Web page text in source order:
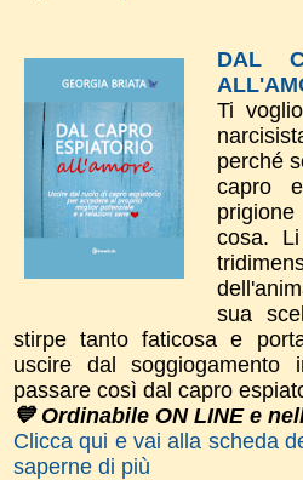
DAL
Ti
perché
capro
cosa.
sua
stirpe tanto faticosa e
uscire dal
passare così dal capro
💙 Ordinabile ON LINE e
Clicca qui e vai alla scheda
saperne di più